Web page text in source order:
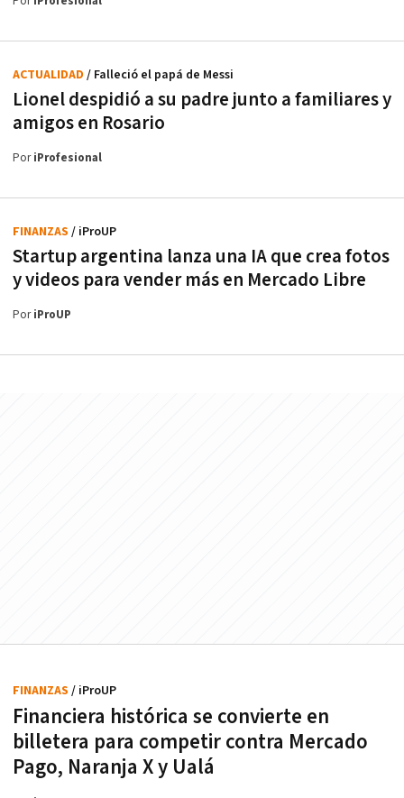
Lionel despidió a su padre junto a familiares y
amigos en Rosario
ACTUALIDAD / Falleció el papá de Messi
PoriProfesional
Startup argentina lanza una IA que crea fotos
y videos para vender más en Mercado Libre
FINANZAS / iProUP
PoriProUP
Financiera histórica se convierte en
billetera para competir contra Mercado
Pago, Naranja X y Ualá
FINANZAS / iProUP